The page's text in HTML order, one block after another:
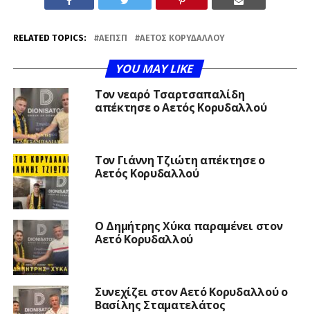
RELATED TOPICS: Α΄ΕΠΣΠ ΑΕΤΌΣ ΚΟΡΥΔΑΛΛΟΎ
YOU MAY LIKE
Τον νεαρό Τσαρτσαπαλίδη
απέκτησε ο Αετός Κορυδαλλού
Τον Γιάννη Τζιώτη απέκτησε ο
Αετός Κορυδαλλού
O Δημήτρης Χύκα παραμένει στον
Αετό Κορυδαλλού
Συνεχίζει στον Αετό Κορυδαλλού ο
Βασίλης Σταματελάτος